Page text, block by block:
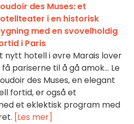
des Muses: et
i en historisk
med en svovelholdig
i Paris
nytt hotell i øvre Marais lover
få pariserne til å gå amok... Le
des Muses, en elegant
fortid, er også et
et eklektisk program med
[Les mer]